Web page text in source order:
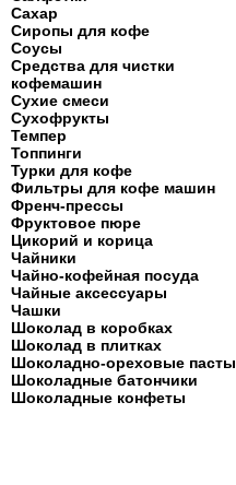
Сахар
Сиропы для кофе
Соусы
Средства для чистки
кофемашин
Сухие смеси
Сухофрукты
Темпер
Топпинги
Турки для кофе
Фильтры для кофе машин
Френч-прессы
Фруктовое пюре
Цикорий и корица
Чайники
Чайно-кофейная посуда
Чайные аксессуары
Чашки
Шоколад в коробках
Шоколад в плитках
Шоколадно-ореховые пасты
Шоколадные батончики
Шоколадные конфеты